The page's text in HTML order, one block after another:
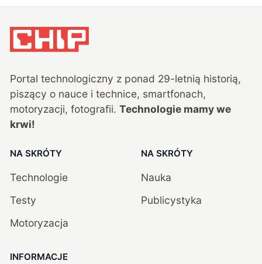
Portal technologiczny z ponad 29-letnią historią,
piszący o nauce i technice, smartfonach,
motoryzacji, fotografii. Technologie mamy we
krwi!
NA SKRÓTY
Technologie
Testy
Motoryzacja
NA SKRÓTY
Nauka
Publicystyka
INFORMACJE